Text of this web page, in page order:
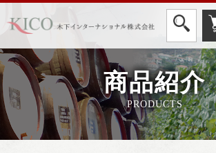
商品紹介
PRODUCTS